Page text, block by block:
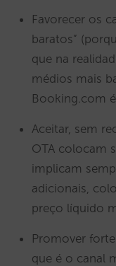
Favorecer os
baratos”
que na
médios mais
Booking.com
Aceitar, sem
OTA colocam
implicam
adicionais,
preço líquido
Promover
que é o canal